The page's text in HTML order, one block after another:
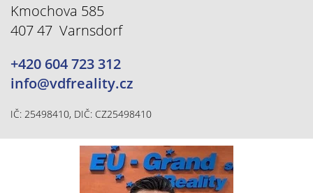
Kmochova 585
407 47 Varnsdorf
+420 604 723 312
info@vdfreality.cz
IČ: 25498410, DIČ: CZ25498410